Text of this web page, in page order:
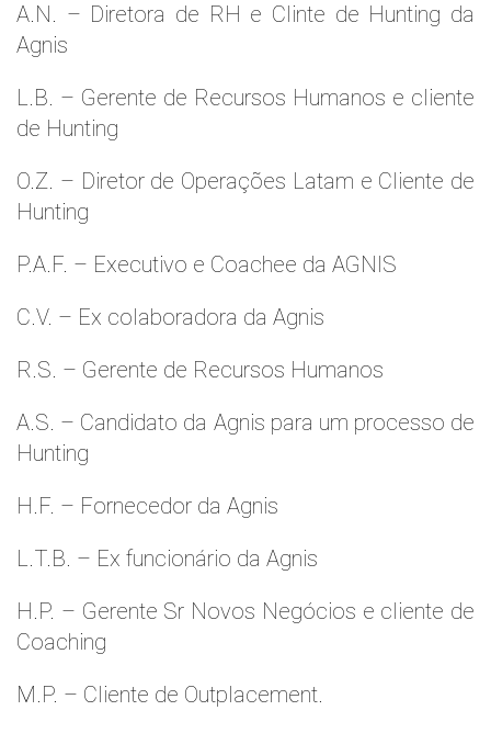
A.N. – Diretora de RH e Clinte de Hunting da
Agnis
L.B. – Gerente de Recursos Humanos e cliente
de Hunting
O.Z. – Diretor de Operações Latam e Cliente de
Hunting
P.A.F. – Executivo e Coachee da AGNIS
C.V. – Ex colaboradora da Agnis
R.S. – Gerente de Recursos Humanos
A.S. – Candidato da Agnis para um processo de
Hunting
H.F. – Fornecedor da Agnis
L.T.B. – Ex funcionário da Agnis
H.P. – Gerente Sr Novos Negócios e cliente de
Coaching
M.P. – Cliente de Outplacement.